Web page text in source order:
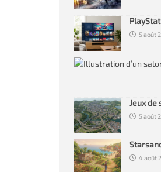
5 août
Jeux de
5 août
4 août